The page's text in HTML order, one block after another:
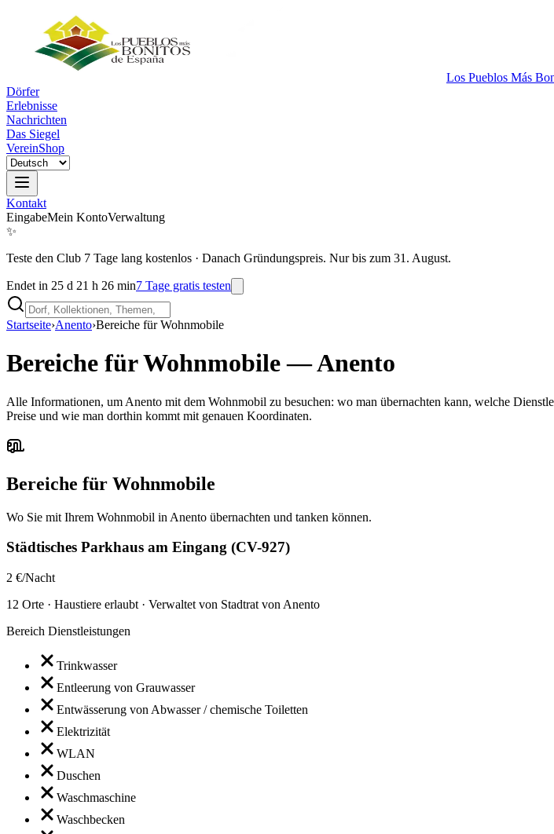
Los Pueblos Más
Dörfer
Erlebnisse
Nachrichten
Das Siegel
VereinShop
Kontakt
EingabeMein KontoVerwaltung
✨
Teste den Club 7 Tage lang kostenlos · Danach Gründungspreis. Nur bis zum 31. August.
Endet in 25 d 21 h 26 min7 Tage gratis testen
Startseite›Anento›Bereiche für Wohnmobile
Bereiche für Wohnmobile—Anento
Alle Informationen, um Anento mit dem Wohnmobil zu besuchen: wo man übernachten kann, welche
Preise und wie man dorthin kommt mit genauen Koordinaten.
Bereiche für Wohnmobile
Wo Sie mit Ihrem Wohnmobil in Anento übernachten und tanken können.
Städtisches Parkhaus am Eingang (CV-927)
2 €/Nacht
12 Orte · Haustiere erlaubt · Verwaltet von Stadtrat von Anento
Bereich Dienstleistungen
Trinkwasser
Entleerung von Grauwasser
Entwässerung von Abwasser / chemische Toiletten
Elektrizität
WLAN
Duschen
Waschmaschine
Waschbecken